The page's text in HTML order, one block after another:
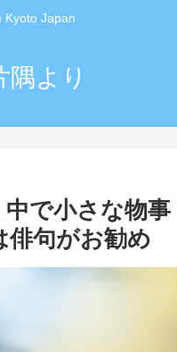
Kyoto Japan
隅より
中で小さな物事
俳句がお勧め